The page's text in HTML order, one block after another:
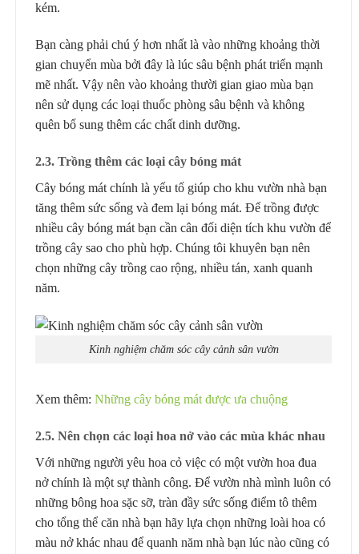
kém.
Bạn càng phải chú ý hơn nhất là vào những khoảng thời
gian chuyển mùa bởi đây là lúc sâu bệnh phát triển mạnh
mẽ nhất. Vậy nên vào khoảng thười gian giao mùa bạn
nên sử dụng các loại thuốc phòng sâu bệnh và không
quên bổ sung thêm các chất dinh dưỡng.
2.3. Trồng thêm các loại cây bóng mát
Cây bóng mát chính là yếu tố giúp cho khu vườn nhà bạn
tăng thêm sức sống và đem lại bóng mát. Để trồng được
nhiều cây bóng mát bạn cần cân đối diện tích khu vườn để
trồng cây sao cho phù hợp. Chúng tôi khuyên bạn nên
chọn những cây trồng cao rộng, nhiều tán, xanh quanh
năm.
Kinh nghiệm chăm sóc cây cảnh sân vườn
Xem thêm: Những cây bóng mát được ưa chuộng
2.5. Nên chọn các loại hoa nở vào các mùa khác nhau
Với những người yêu hoa cỏ việc có một vườn hoa đua
nở chính là một sự thành công. Để vườn nhà mình luôn có
những bông hoa sặc sỡ, tràn đầy sức sống điểm tô thêm
cho tổng thể căn nhà bạn hãy lựa chọn những loài hoa có
màu nở khác nhau để quanh năm nhà bạn lúc nào cũng có